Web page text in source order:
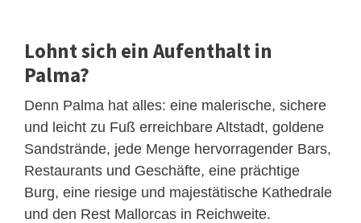
Lohnt sich ein Aufenthalt in
Palma?
Denn Palma hat alles: eine malerische, sichere
und leicht zu Fuß erreichbare Altstadt, goldene
Sandstrände, jede Menge hervorragender Bars,
Restaurants und Geschäfte, eine prächtige
Burg, eine riesige und majestätische Kathedrale
und den Rest Mallorcas in Reichweite.